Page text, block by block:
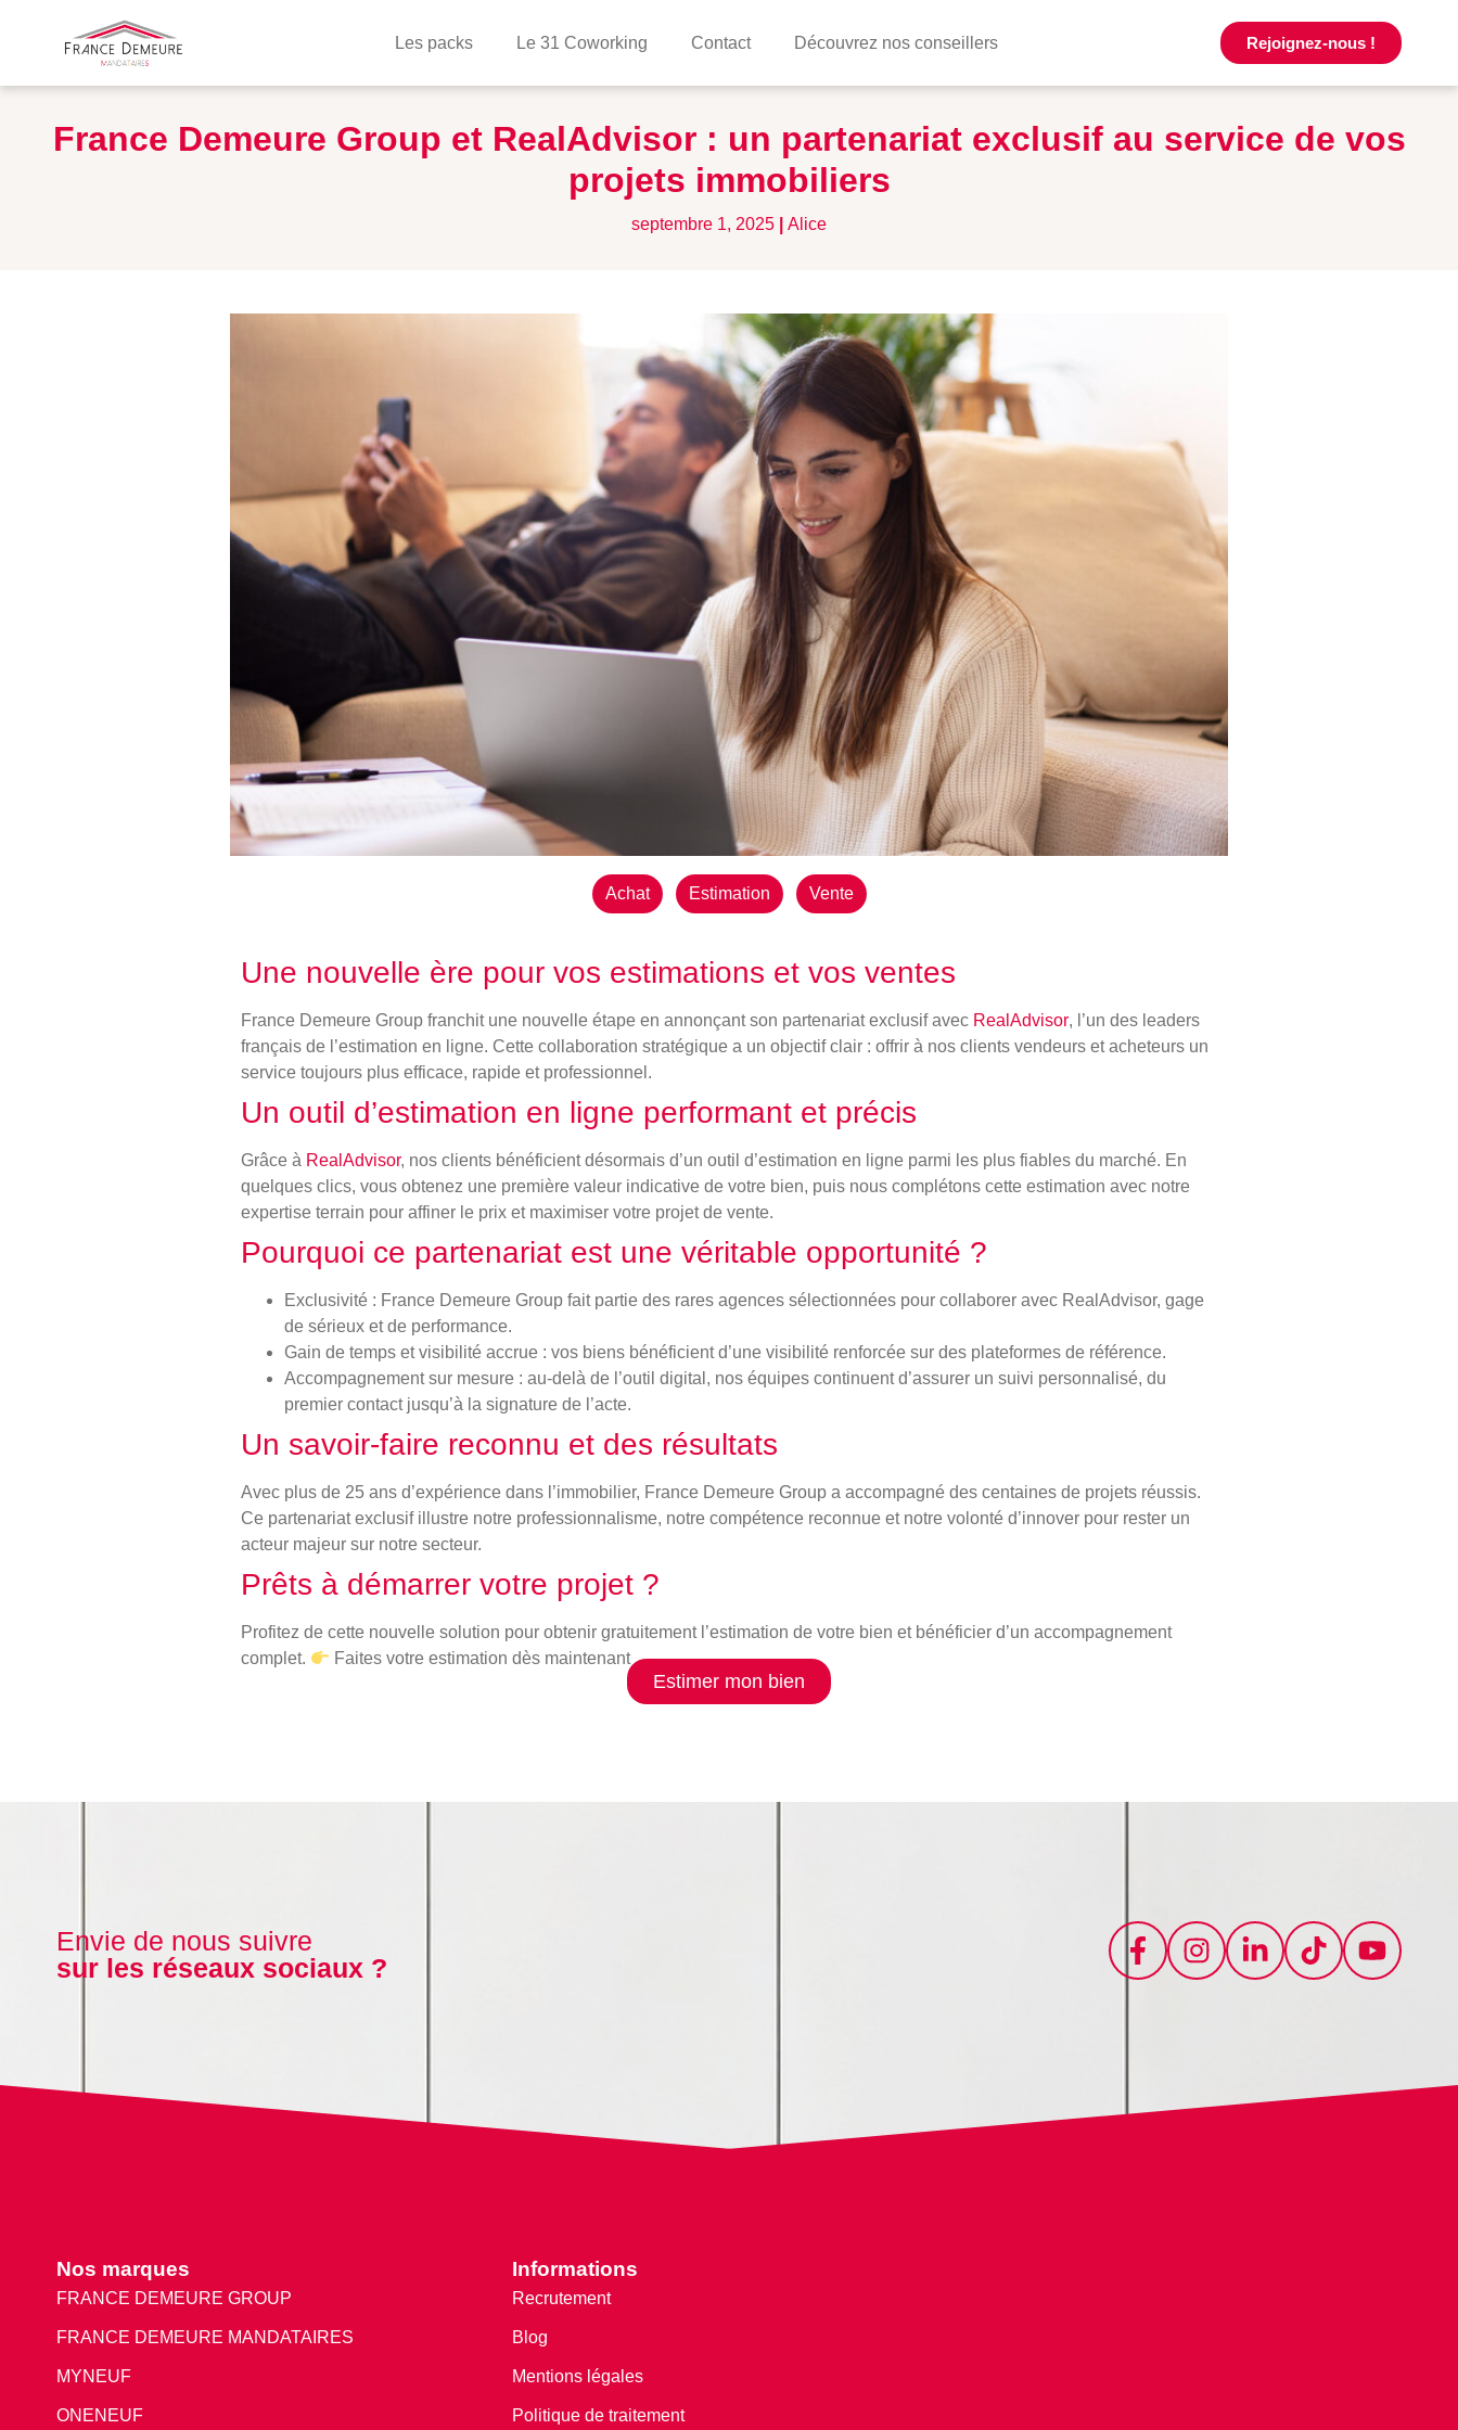
Les packs Le 31 Coworking Contact Découvrez nos conseillers Rejoignez-nous !
France Demeure Group et RealAdvisor : un partenariat exclusif au service de vos
projets immobiliers
septembre 1, 2025 Alice
Achat Estimation Vente
Une nouvelle ère pour vos estimations et vos ventes
France Demeure Group franchit une nouvelle étape en annonçant son partenariat exclusif avec RealAdvisor, l’un des leaders
français de l’estimation en ligne. Cette collaboration stratégique a un objectif clair : offrir à nos clients vendeurs et acheteurs un
service toujours plus efficace, rapide et professionnel.
Un outil d’estimation en ligne performant et précis
Grâce à RealAdvisor, nos clients bénéficient désormais d’un outil d’estimation en ligne parmi les plus fiables du marché. En
quelques clics, vous obtenez une première valeur indicative de votre bien, puis nous complétons cette estimation avec notre
expertise terrain pour affiner le prix et maximiser votre projet de vente.
Pourquoi ce partenariat est une véritable opportunité ?
Exclusivité : France Demeure Group fait partie des rares agences sélectionnées pour collaborer avec RealAdvisor, gage
de sérieux et de performance.
Gain de temps et visibilité accrue : vos biens bénéficient d’une visibilité renforcée sur des plateformes de référence.
Accompagnement sur mesure : au-delà de l’outil digital, nos équipes continuent d’assurer un suivi personnalisé, du
premier contact jusqu’à la signature de l’acte.
Un savoir-faire reconnu et des résultats
Avec plus de 25 ans d’expérience dans l’immobilier, France Demeure Group a accompagné des centaines de projets réussis.
Ce partenariat exclusif illustre notre professionnalisme, notre compétence reconnue et notre volonté d’innover pour rester un
acteur majeur sur notre secteur.
Prêts à démarrer votre projet ?
Profitez de cette nouvelle solution pour obtenir gratuitement l’estimation de votre bien et bénéficier d’un accompagnement
complet.
Faites votre estimation dès maintenant
Estimer mon bien
Envie de nous suivre
sur les réseaux sociaux ?
Nos marques
FRANCE DEMEURE GROUP
FRANCE DEMEURE MANDATAIRES
MYNEUF
ONENEUF
Informations
Recrutement
Blog
Mentions légales
Politique de traitement